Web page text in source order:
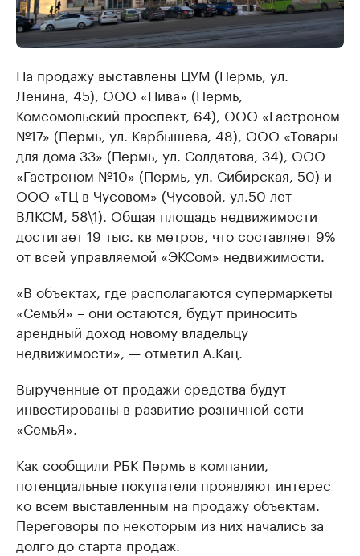
На продажу выставлены ЦУМ (Пермь, ул.
Ленина, 45), ООО «Нива» (Пермь,
Комсомольский проспект, 64), ООО «Гастроном
№17» (Пермь, ул. Карбышева, 48), ООО «Товары
для дома 33» (Пермь, ул. Солдатова, 34), ООО
«Гастроном №10» (Пермь, ул. Сибирская, 50) и
ООО «ТЦ в Чусовом» (Чусовой, ул.50 лет
ВЛКСМ, 58\1). Общая площадь недвижимости
достигает 19 тыс. кв метров, что составляет 9%
от всей управляемой «ЭКСом» недвижимости.
«В объектах, где располагаются супермаркеты
«СемьЯ» – они остаются, будут приносить
арендный доход новому владельцу
недвижимости», — отметил А.Кац.
Вырученные от продажи средства будут
инвестированы в развитие розничной сети
«СемьЯ».
Как сообщили РБК Пермь в компании,
потенциальные покупатели проявляют интерес
ко всем выставленным на продажу объектам.
Переговоры по некоторым из них начались за
долго до старта продаж.